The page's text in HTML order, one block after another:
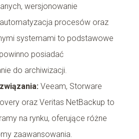
wersjonowanie
procesów oraz
systemami to podstawowe
posiadać
do archiwizacji.
Veeam, Storware
oraz Veritas NetBackup to
na rynku, oferujące różne
zaawansowania.